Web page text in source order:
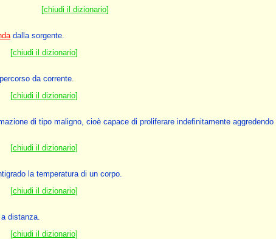
[chiudi il dizionario]
dalla sorgente.
[chiudi il dizionario]
percorso da corrente.
[chiudi il dizionario]
di tipo maligno, cioè capace di proliferare indefinitamente aggredendo
[chiudi il dizionario]
la temperatura di un corpo.
[chiudi il dizionario]
distanza.
[chiudi il dizionario]